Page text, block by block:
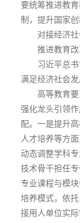
要统筹推进教
制，提升国家创
对接经济社
推进教育改
习近平总书
满足经济社会
高等教育要
强化龙头引领
配。一是提升
人才培养等方
动态调整学科
技术骨干担任
专业课程与模
培养模式，依
接用人单位实